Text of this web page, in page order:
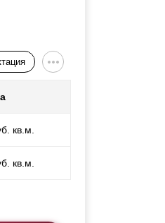
кв.м.
кв.м.